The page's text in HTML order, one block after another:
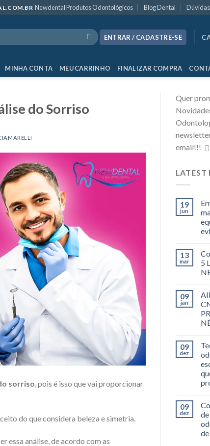
Newdental Produtos Odontológicos Blog Dental
ENTRAR / CADASTRE-SE
MINHA CONTA MEU CARRINHO FINALIZAR COMPRA
do Sorriso
sorriso, pois é isso que vai proporcionar
do que considera beleza e simetria.
essa análise, de acordo com as
Quer
email!!!
LATEST
19
jun
13
mar
5
09
jan
09
dez
09
dez